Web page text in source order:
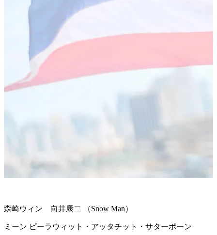
森崎ウィン 向井康二 （Snow Man）
ミーン ピーラウィット・アッタチット・サターポーン